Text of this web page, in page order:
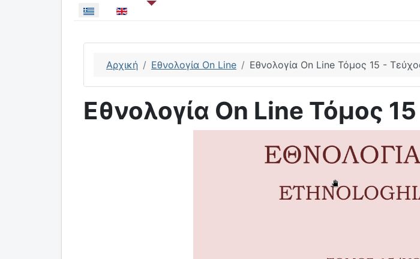
Επιλέξτε τη γλώσσα σας
Αρχική Εθνολογία On Line Εθνολογία On Line Τόμος 15 -
Εθνολογία On Line Τόμος